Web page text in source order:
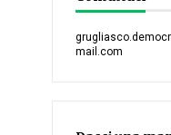
mail.com